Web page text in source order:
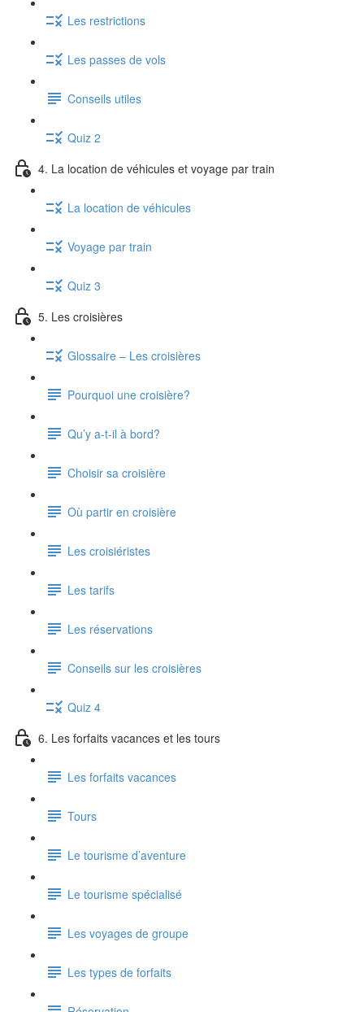
Les restrictions
Les passes de vols
Conseils utiles
Quiz 2
4. La location de véhicules et voyage par train
La location de véhicules
Voyage par train
Quiz 3
5. Les croisières
Glossaire – Les croisières
Pourquoi une croisière?
Qu’y a-t-il à bord?
Choisir sa croisière
Où partir en croisière
Les croisiéristes
Les tarifs
Les réservations
Conseils sur les croisières
Quiz 4
6. Les forfaits vacances et les tours
Les forfaits vacances
Tours
Le tourisme d’aventure
Le tourisme spécialisé
Les voyages de groupe
Les types de forfaits